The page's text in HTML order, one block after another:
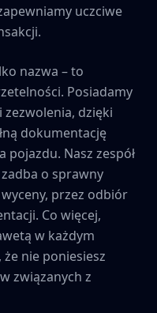
uczciwe
nazwa – to
Posiadamy
dzięki
dokumentację
Nasz zespół
o sprawny
przez odbiór
Co więcej,
w każdym
że nie poniesiesz
związanych z